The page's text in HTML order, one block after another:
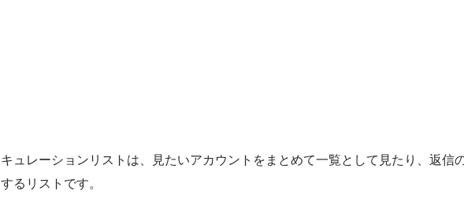
キュレーションリストは、見たいアカウントをまとめて一覧として見たり、返信
するリストです。